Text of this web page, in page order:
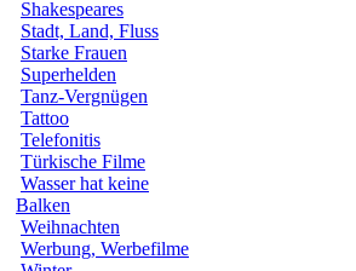
Shakespeares
Stadt, Land, Fluss
Starke Frauen
Superhelden
Tanz-Vergnügen
Tattoo
Telefonitis
Türkische Filme
Wasser hat keine
Balken
Weihnachten
Werbung, Werbefilme